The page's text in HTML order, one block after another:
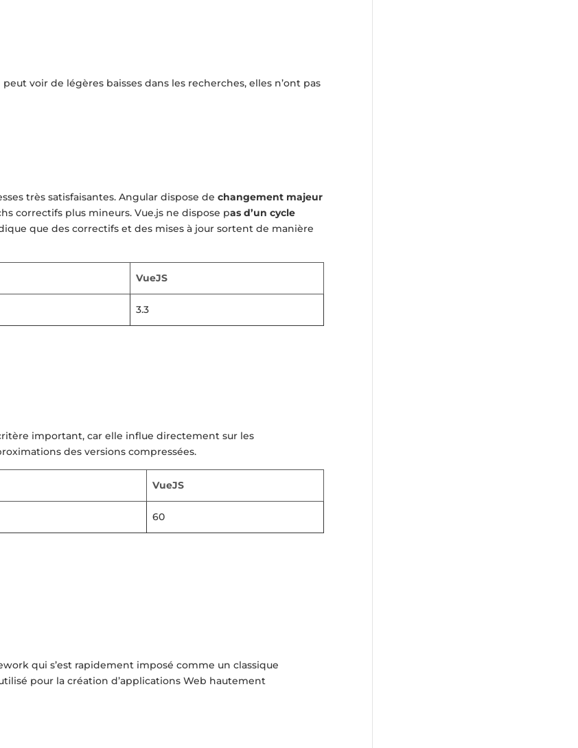
peut voir de légères baisses dans les recherches, elles n’ont pas
très satisfaisantes. Angular dispose de changement majeur
correctifs plus mineurs. Vue.js ne dispose pas d’un cycle
que des correctifs et des mises à jour sortent de manière
VueJS
3.3
important, car elle influe directement sur les
des versions compressées.
VueJS
60
qui s’est rapidement imposé comme un classique
pour la création d’applications Web hautement